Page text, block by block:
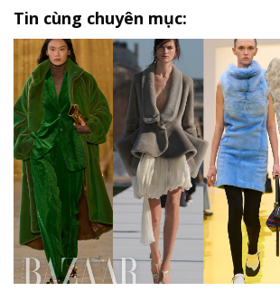
Tin cùng chuyên mục: